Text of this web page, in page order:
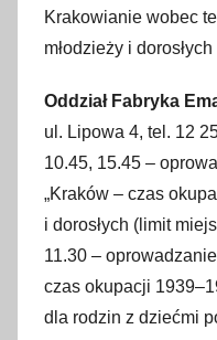
Krakowianie wobec
młodzieży i
Oddział Fabryka
ul. Lipowa 4, tel. 12
10.45, 15.45 –
„Kraków – czas
i dorosłych (limit
11.30 –
czas okupacji
dla rodzin z dziećmi